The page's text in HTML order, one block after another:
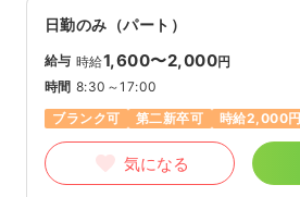
日勤のみ（パート）
給与 時給1,600〜2,000円
時間 8:30～17:00
ブランク可
第二新卒可 時給2,000
気になる